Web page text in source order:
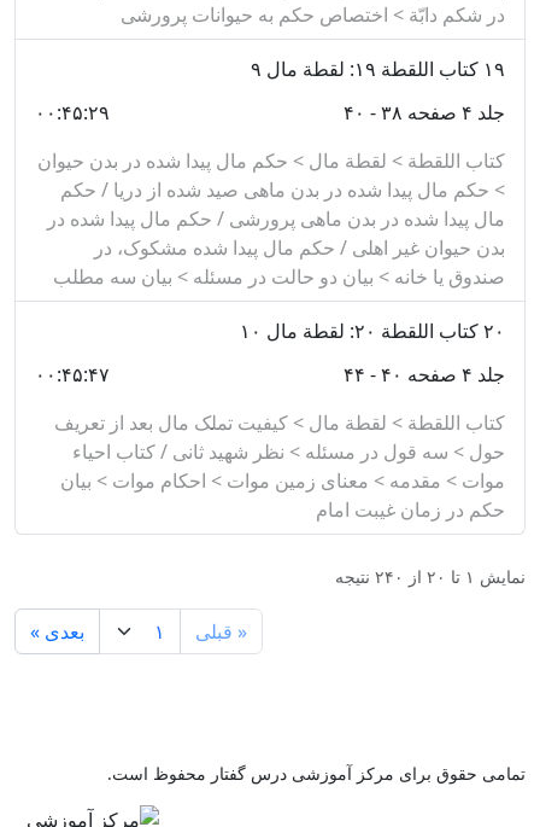
در شکم دابّة > اختصاص حکم به حیوانات پرورشی
۱۹ کتاب اللقطة ۱۹: لقطة مال ۹
جلد ۴ صفحه ۳۸ - ۴۰
۰۰:۴۵:۲۹
کتاب اللقطة > لقطة مال > حکم مال پیدا شده در بدن حیوان
> حکم مال پیدا شده در بدن ماهی صید شده از دریا / حکم
مال پیدا شده در بدن ماهی پرورشی / حکم مال پیدا شده در
بدن حیوان غیر اهلی / حکم مال پیدا شده مشکوک، در
صندوق یا خانه > بیان دو حالت در مسئله > بیان سه مطلب
۲۰کتاب اللقطة ۲۰: لقطة مال ۱۰
جلد ۴ صفحه ۴۰ - ۴۴
۰۰:۴۵:۴۷
کتاب اللقطة > لقطة مال > کیفیت تملک مال بعد از تعریف
حول > سه قول در مسئله > نظر شهید ثانی / کتاب احیاء
موات > مقدمه > معنای زمین موات > احکام موات > بیان
حکم در زمان غیبت امام
نمایش ۱ تا ۲۰ از ۲۴۰ نتیجه
« قبلی بعدی »
تمامی حقوق برای مرکز آموزشی درس گفتار محفوظ است.